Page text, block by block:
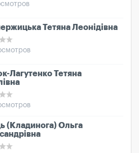
Тетяна Леонідівна
Лагутенко Тетяна
(Кладинога) Ольга